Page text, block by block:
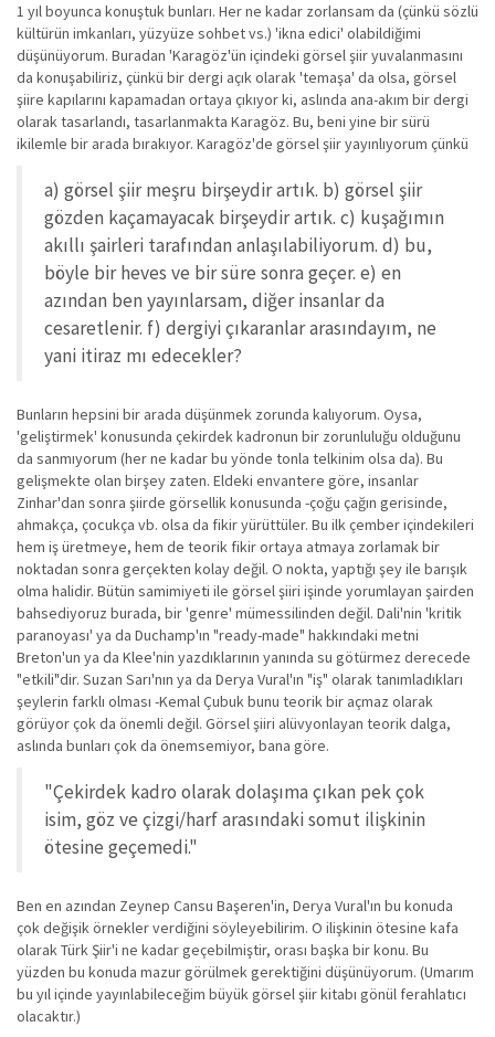
1 yıl boyunca konuştuk bunları. Her ne kadar zorlansam da (çünkü sözlü
kültürün imkanları, yüzyüze sohbet vs.) 'ikna edici' olabildiğimi
düşünüyorum. Buradan 'Karagöz'ün içindeki görsel şiir yuvalanmasını
da konuşabiliriz, çünkü bir dergi açık olarak 'temaşa' da olsa, görsel
şiire kapılarını kapamadan ortaya çıkıyor ki, aslında ana-akım bir dergi
olarak tasarlandı, tasarlanmakta Karagöz. Bu, beni yine bir sürü
ikilemle bir arada bırakıyor. Karagöz'de görsel şiir yayınlıyorum çünkü
a) görsel şiir meşru birşeydir artık. b) görsel şiir
gözden kaçamayacak birşeydir artık. c) kuşağımın
akıllı şairleri tarafından anlaşılabiliyorum. d) bu,
böyle bir heves ve bir süre sonra geçer. e) en
azından ben yayınlarsam, diğer insanlar da
cesaretlenir. f) dergiyi çıkaranlar arasındayım, ne
yani itiraz mı edecekler?
Bunların hepsini bir arada düşünmek zorunda kalıyorum. Oysa,
'geliştirmek' konusunda çekirdek kadronun bir zorunluluğu olduğunu
da sanmıyorum (her ne kadar bu yönde tonla telkinim olsa da). Bu
gelişmekte olan birşey zaten. Eldeki envantere göre, insanlar
Zinhar'dan sonra şiirde görsellik konusunda -çoğu çağın gerisinde,
ahmakça, çocukça vb. olsa da fikir yürüttüler. Bu ilk çember içindekileri
hem iş üretmeye, hem de teorik fikir ortaya atmaya zorlamak bir
noktadan sonra gerçekten kolay değil. O nokta, yaptığı şey ile barışık
olma halidir. Bütün samimiyeti ile görsel şiiri işinde yorumlayan şairden
bahsediyoruz burada, bir 'genre' mümessilinden değil. Dali'nin 'kritik
paranoyası' ya da Duchamp'ın "ready-made" hakkındaki metni
Breton'un ya da Klee'nin yazdıklarının yanında su götürmez derecede
"etkili"dir. Suzan Sarı'nın ya da Derya Vural'ın "iş" olarak tanımladıkları
şeylerin farklı olması -Kemal Çubuk bunu teorik bir açmaz olarak
görüyor çok da önemli değil. Görsel şiiri alüvyonlayan teorik dalga,
aslında bunları çok da önemsemiyor, bana göre.
"Çekirdek kadro olarak dolaşıma çıkan pek çok
isim, göz ve çizgi/harf arasındaki somut ilişkinin
ötesine geçemedi."
Ben en azından Zeynep Cansu Başeren'in, Derya Vural'ın bu konuda
çok değişik örnekler verdiğini söyleyebilirim. O ilişkinin ötesine kafa
olarak Türk Şiir'i ne kadar geçebilmiştir, orası başka bir konu. Bu
yüzden bu konuda mazur görülmek gerektiğini düşünüyorum. (Umarım
bu yıl içinde yayınlabileceğim büyük görsel şiir kitabı gönül ferahlatıcı
olacaktır.)